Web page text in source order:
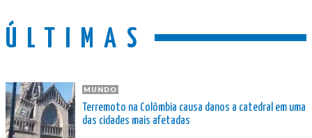
ÚLTIMAS
MUNDO
Terremoto na Colômbia causa danos a catedral em uma
das cidades mais afetadas